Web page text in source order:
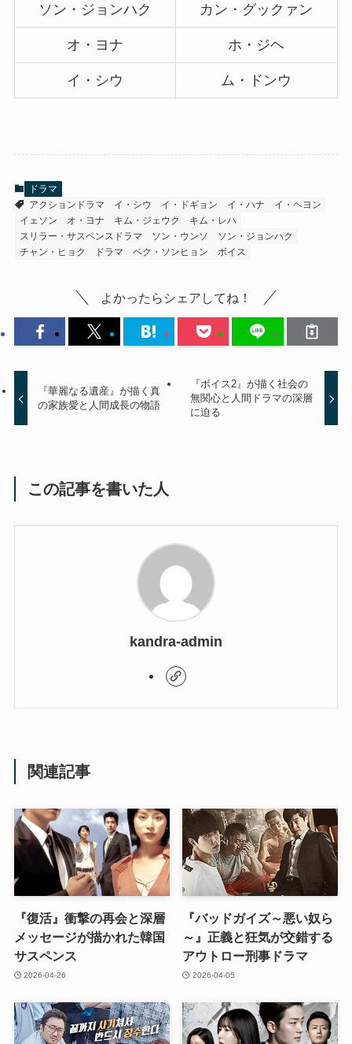
ソン・ジョンハク カン・グックァン
オ・ヨナ ホ・ジヘ
イ・シウ ム・ドンウ
ドラマ
アクションドラマ
イ・シウ イ・ドギョン イ・ハナ
イ・ヘヨン
イェソン
オ・ヨナ キム・ジェウク
キム・レハ
スリラー・サスペンスドラマ
ソン・ウンソ
ソン・ジョンハク
チャン・ヒョク
ドラマ ペク・ソンヒョン ボイス
よかったらシェアしてね！
『華麗なる遺産』が描く真
の家族愛と人間成長の物語
『ボイス2』が描く社会の
無関心と人間ドラマの深層
に迫る
この記事を書いた人
kandra-admin
関連記事
『復活』衝撃の再会と深層
メッセージが描かれた韓国
サスペンス
2026-04-26
『バッドガイズ～悪い奴ら
～』正義と狂気が交錯する
アウトロー刑事ドラマ
2026-04-05